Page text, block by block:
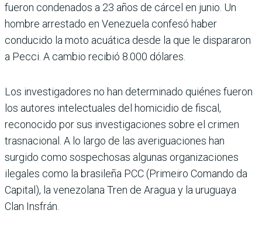
fueron condenados a 23 años de cárcel en junio. Un
hombre arrestado en Venezuela confesó haber
conducido la moto acuática desde la que le dispararon
a Pecci. A cambio recibió 8.000 dólares.
Los investigadores no han determinado quiénes fueron
los autores intelectuales del homicidio de fiscal,
reconocido por sus investigaciones sobre el crimen
trasnacional. A lo largo de las averiguaciones han
surgido como sospechosas algunas organizaciones
ilegales como la brasileña PCC (Primeiro Comando da
Capital), la venezolana Tren de Aragua y la uruguaya
Clan Insfrán.